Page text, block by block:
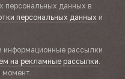
персональных данных в
персональных данных и
информационные рассылки
на рекламные рассылки.
момент.